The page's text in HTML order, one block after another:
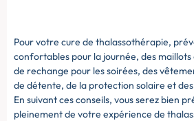
Pour votre cure de thalassothérapie,
confortables pour la journée, des
de rechange pour les soirées, des
de détente, de la protection solaire et
En suivant ces conseils, vous serez bien
pleinement de votre expérience de